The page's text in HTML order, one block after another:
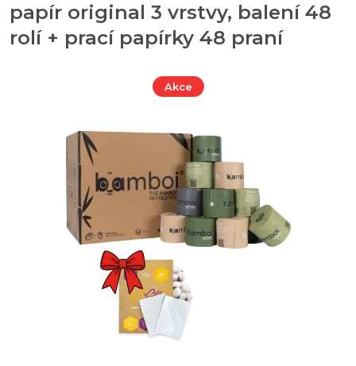
papír original 3 vrstvy, balení 48
rolí + prací papírky 48 praní
Akce